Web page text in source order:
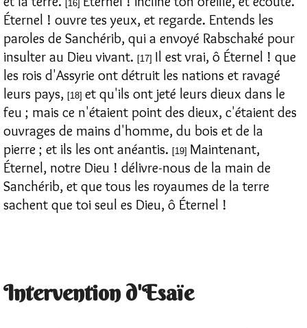
[16]
Éternel ! ouvre tes yeux, et regarde. Entends les
paroles de Sanchérib, qui a envoyé Rabschaké pour
insulter au Dieu vivant. [17] Il est vrai, ô Éternel ! que
les rois d'Assyrie ont détruit les nations et ravagé
leurs pays, [18] et qu'ils ont jeté leurs dieux dans le
feu ; mais ce n'étaient point des dieux, c'étaient des
ouvrages de mains d'homme, du bois et de la
pierre ; et ils les ont anéantis. [19] Maintenant,
Éternel, notre Dieu ! délivre-nous de la main de
Sanchérib, et que tous les royaumes de la terre
sachent que toi seul es Dieu, ô Éternel !
Intervention d'Esaïe